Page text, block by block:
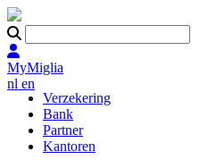
MyMiglia
nl en
Verzekering
Bank
Partner
Kantoren